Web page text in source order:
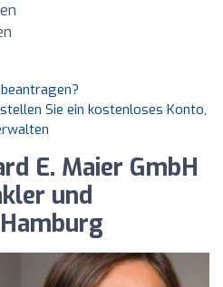
Sie ein kostenloses Konto,
E. Maier GmbH
und